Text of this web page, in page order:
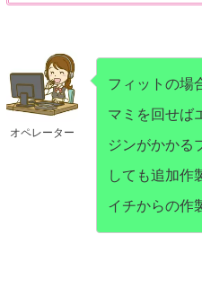
オペレーター
フィットの場
マミを回せば
ジンがかかる
しても追加作
イチからの作